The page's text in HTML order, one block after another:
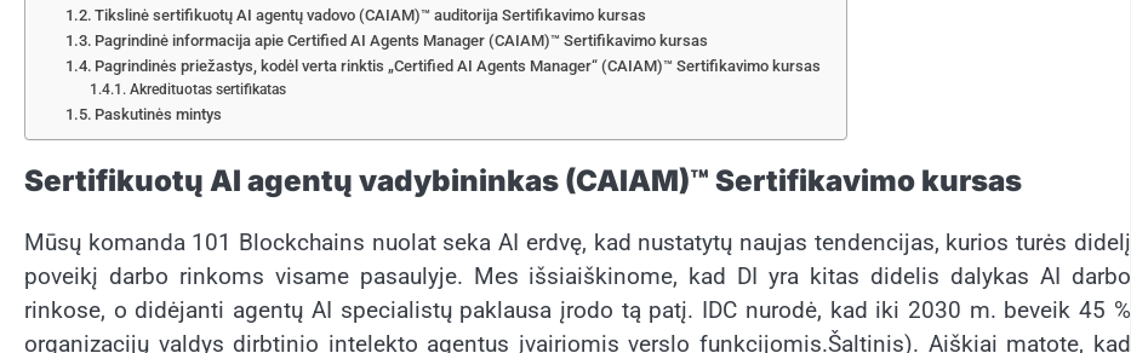
Tikslinė sertifikuotų AI agentų vadovo (CAIAM)™ auditorija Sertifikavimo kursas
Pagrindinė informacija apie Certified AI Agents Manager (CAIAM)™ Sertifikavimo kursas
Pagrindinės priežastys, kodėl verta rinktis „Certified AI Agents Manager“ (CAIAM)™ Sertifikavimo kursas
Akredituotas sertifikatas
Paskutinės mintys
Sertifikuotų AI agentų vadybininkas (CAIAM)™ Sertifikavimo kursas
Mūsų komanda 101 Blockchains nuolat seka AI erdvę, kad nustatytų naujas tendencijas, kurios turės didelį
poveikį darbo rinkoms visame pasaulyje. Mes išsiaiškinome, kad DI yra kitas didelis dalykas AI darbo
rinkose, o didėjanti agentų AI specialistų paklausa įrodo tą patį. IDC nurodė, kad iki 2030 m. beveik 45 %
organizacijų valdys dirbtinio intelekto agentus įvairiomis verslo funkcijomis.Šaltinis). Aiškiai matote, kad